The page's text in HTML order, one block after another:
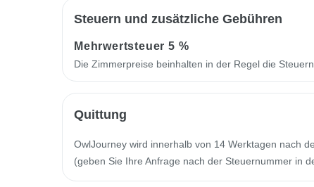
Steuern und zusätzliche Gebühren
Mehrwertsteuer5 %
Die Zimmerpreise beinhalten in der Regel die
Quittung
OwlJourney wird innerhalb von 14 Werktagen nach
(geben Sie Ihre Anfrage nach der Steuernummer in